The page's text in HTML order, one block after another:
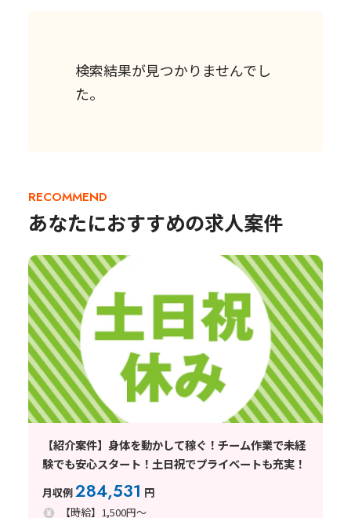
検索結果が見つかりませんでし
た。
RECOMMEND
あなたにおすすめの求人案件
【紹介案件】身体を動かして稼ぐ！チーム作業で未経
験でも安心スタート！土日祝でプライベートも充実！
月収例284,531 円
【時給】1,500円～